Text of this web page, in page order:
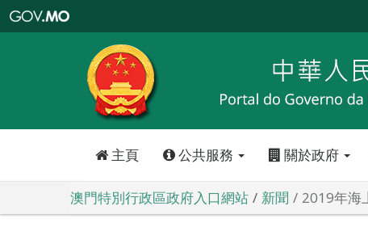
特
政
區
政
口
主頁 公共服務 關於政府
澳門特別行政區政府入口網站 新聞 2019年海